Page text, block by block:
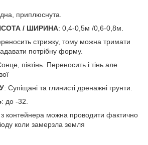
приплюснута.
/ ШИРИНА: 0,4-0,5м /0,6-0,8м.
стрижку, тому можна тримати
потрібну форму.
півтінь. Переносить і тінь але
: Супіщані та глинисті дренажні грунти.
: до -32.
з контейнера можна проводити фактично
коли замерзла земля